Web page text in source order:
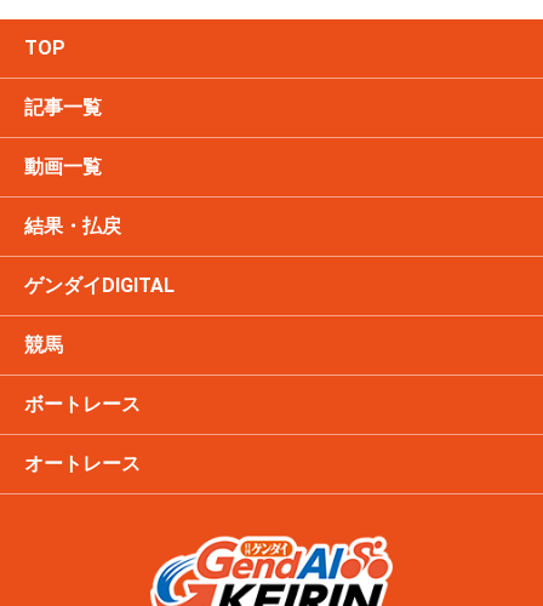
TOP
記事一覧
動画一覧
結果・払戻
ゲンダイDIGITAL
競馬
ボートレース
オートレース